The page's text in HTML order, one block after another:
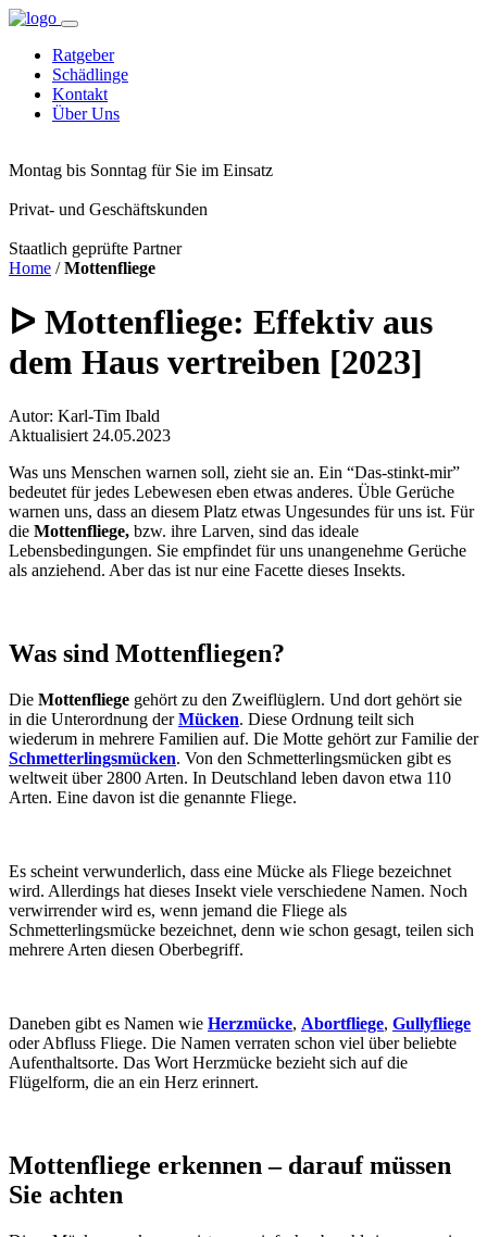
Ratgeber
Schädlinge
Kontakt
Über Uns
Montag bis Sonntag für Sie im Einsatz
Privat- und Geschäftskunden
Staatlich geprüfte Partner
Home /Mottenfliege
ᐅ Mottenfliege: Effektiv aus
dem Haus vertreiben [2023]
Autor: Karl-Tim Ibald
Aktualisiert 24.05.2023
Was uns Menschen warnen soll, zieht sie an. Ein “Das-stinkt-mir”
bedeutet für jedes Lebewesen eben etwas anderes. Üble Gerüche
warnen uns, dass an diesem Platz etwas Ungesundes für uns ist. Für
die Mottenfliege, bzw. ihre Larven, sind das ideale
Lebensbedingungen. Sie empfindet für uns unangenehme Gerüche
als anziehend. Aber das ist nur eine Facette dieses Insekts.
Was sind Mottenfliegen?
Die Mottenfliege gehört zu den Zweiflüglern. Und dort gehört sie
in die Unterordnung derMücken. Diese Ordnung teilt sich
wiederum in mehrere Familien auf. Die Motte gehört zur Familie der
Schmetterlingsmücken. Von den Schmetterlingsmücken gibt es
weltweit über 2800 Arten. In Deutschland leben davon etwa 110
Arten. Eine davon ist die genannte Fliege.
Es scheint verwunderlich, dass eine Mücke als Fliege bezeichnet
wird. Allerdings hat dieses Insekt viele verschiedene Namen. Noch
verwirrender wird es, wenn jemand die Fliege als
Schmetterlingsmücke bezeichnet, denn wie schon gesagt, teilen sich
mehrere Arten diesen Oberbegriff.
Daneben gibt es Namen wie Herzmücke, Abortfliege, Gullyfliege
oder Abfluss Fliege. Die Namen verraten schon viel über beliebte
Aufenthaltsorte. Das Wort Herzmücke bezieht sich auf die
Flügelform, die an ein Herz erinnert.
Mottenfliege erkennen – darauf müssen
Sie achten